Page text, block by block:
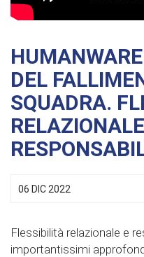
DEL
SQUADRA.
06 DIC 2022
Flessibilità relazionale e
importantissimi